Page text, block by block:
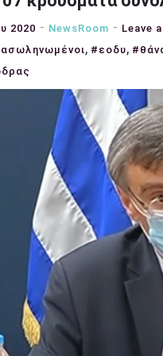
2020 NewsRoom Leave
, #εοδυ,